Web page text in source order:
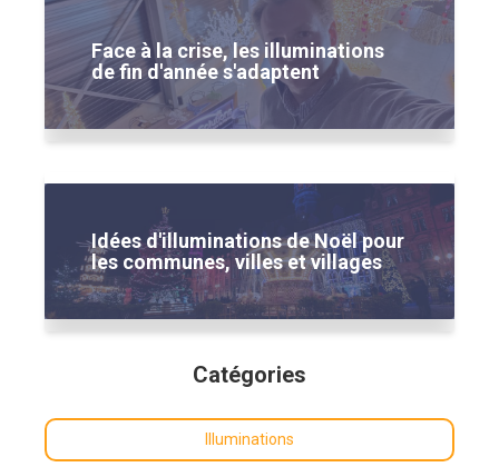
Face à la crise, les illuminations
de fin d'année s'adaptent
Idées d'illuminations de Noël pour
les communes, villes et villages
Catégories
Illuminations